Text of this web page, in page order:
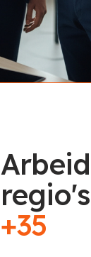
regio's
+35